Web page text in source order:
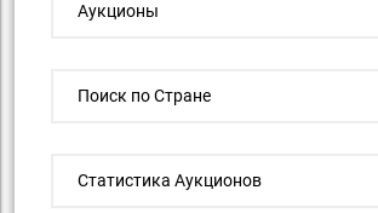
Аукционы
Поиск по Стране
Статистика Аукционов